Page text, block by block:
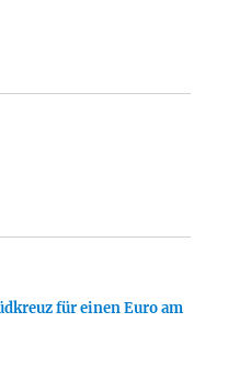
für einen Euro am